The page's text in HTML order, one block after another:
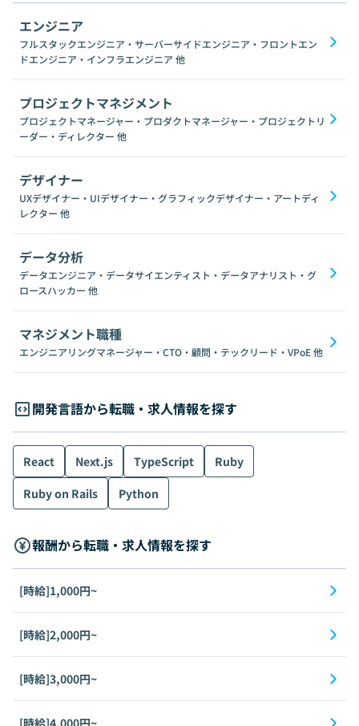
エンジニア
フルスタックエンジニア・サーバーサイドエンジニア・フロントエン
ドエンジニア・インフラエンジニア 他
プロジェクトマネジメント
プロジェクトマネージャー・プロダクトマネージャー・プロジェクトリ
ーダー・ディレクター 他
デザイナー
UXデザイナー・UIデザイナー・グラフィックデザイナー・アートディ
レクター 他
データ分析
データエンジニア・データサイエンティスト・データアナリスト・グ
ロースハッカー 他
マネジメント職種
エンジニアリングマネージャー・CTO・顧問・テックリード・VPoE他
開発言語から転職・求人情報を探す
React Next.js TypeScript
Ruby
Ruby on Rails
Python
報酬から転職・求人情報を探す
[時給]1,000円~
[時給]2,000円~
[時給]3,000円~